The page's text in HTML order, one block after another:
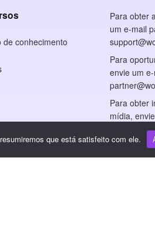
de conhecimento
Para obter
um e-mail
Para
envie um
Para obter
mídia,
que está satisfeito com ele.